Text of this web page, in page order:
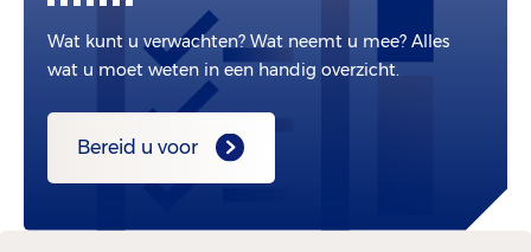
Wat kunt u verwachten? Wat neemt u mee? Alles
wat u moet weten in een handig overzicht.
Bereid u voor